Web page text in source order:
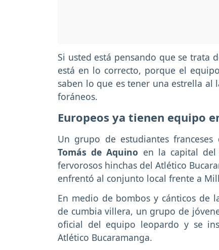
Si usted está pensando que se trata
está en lo correcto, porque el
saben lo que es tener una estrella
foráneos.
Europeos ya tienen equipo
Un grupo de estudiantes
Tomás de Aquino en la capital del
fervorosos hinchas del Atlético
enfrentó al conjunto local frente a
En medio de bombos y cánticos de
de cumbia villera, un grupo de
oficial del equipo leopardo y se
Atlético Bucaramanga.